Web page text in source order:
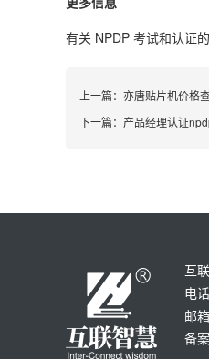
有关 NPDP 考试和认证
上一篇： 亦唐贴片机价格
下一篇： 产品经理认证
互
电
邮
备